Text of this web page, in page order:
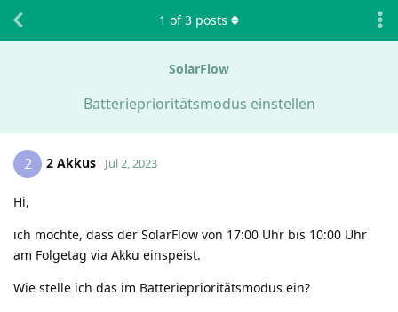
SolarFlow
Batterieprioritätsmodus einstellen
1 of3 posts
2 2 Akkus Jul 2, 2023
Hi,
ich möchte, dass der SolarFlow von 17:00 Uhr bis 10:00 Uhr
am Folgetag via Akku einspeist.
Wie stelle ich das im Batterieprioritätsmodus ein?